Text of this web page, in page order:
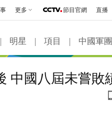
更多 節目官網 直播
| 明星 | 項目 | 中國軍團
中國八屆未嘗敗